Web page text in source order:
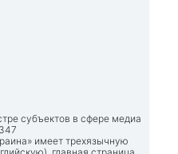
субъектов в сфере медиа
имеет трехязычную